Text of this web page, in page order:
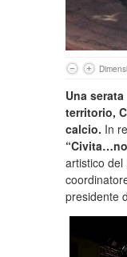
Una serata
territorio,
calcio. In
artistico del
presidente